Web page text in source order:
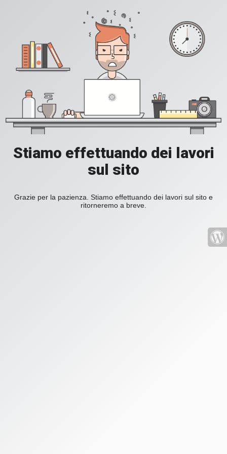
Stiamo effettuando dei lavori
sul sito
Grazie per la pazienza. Stiamo effettuando dei lavori sul sito e
ritorneremo a breve.